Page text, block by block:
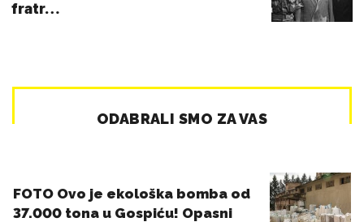
fratr…